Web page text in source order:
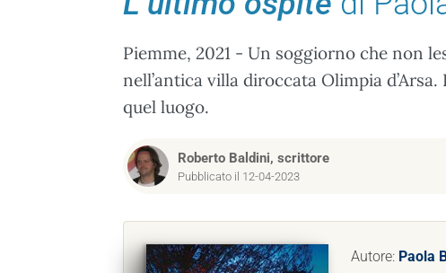
Piemme, 2021 - Un soggiorno che non
nell’antica villa diroccata Olimpia
quel luogo.
Roberto Baldini, scrittore
Pubblicato il 12-04-2023
Autore: Paola